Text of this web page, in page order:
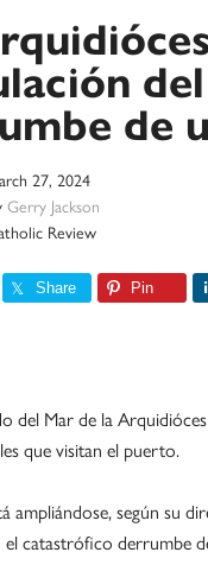
de
27, 2024
Gerry Jackson
Review
Share Pin
del Mar de la
que visitan el puerto.
ampliándose, según su
catastrófico derrumbe